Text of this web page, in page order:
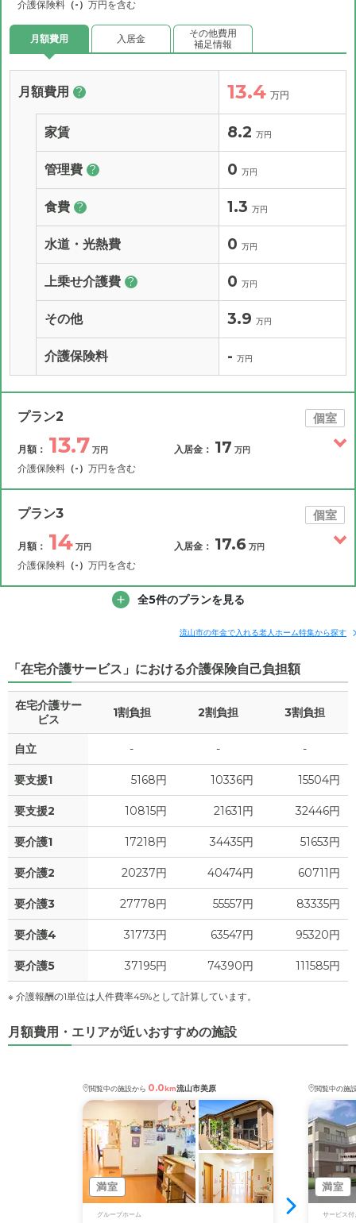
介護保険料 （-） 万円を含む
月額費用 入居金
その他費用
補足情報
月額費用 ? 13.4 万円
家賃 8.2 万円
管理費 ? 0 万円
食費 ? 1.3 万円
水道・光熱費 0 万円
上乗せ介護費 ? 0 万円
その他 3.9 万円
介護保険料 - 万円
プラン2 個室
月額： 13.7 万円
介護保険料 （-） 万円を含む
入居金： 17 万円
月額費用 13.7
8.5
0 万円
食費 ? 1.3 万円
水道・光熱費 0
?
その他 3.9
介護保険料 -
プラン3 個室
月額： 14 万円
介護保険料 （-） 万円を含む
入居金： 17.6 万円
入居金
その他費用
補足情報
家賃 8.8
管理費 ? 0 万円
食費 ? 1.3
水道・光熱費 0
上乗せ介護費 ? 0
その他 3.9
介護保険料 - 万円
全5件のプランを見る
流山市の年金で入れる老人ホーム特集から探す
「在宅介護サービス」における介護保険自己負担額
在宅介護サー
ビス
1割負担 2割負担 3割負担
自立 - - -
要支援1 5168円 10336円 15504円
要支援2 10815円 21631円 32446円
要介護1 17218円 34435円 51653円
要介護2 20237円 40474円 60711円
要介護3 27778円 55557円 83335円
要介護4 31773円 63547円 95320円
要介護5 37195円 74390円 111585円
※ 介護報酬の1単位は人件費率45%として計算しています。
月額費用・エリアが近いおすすめの施設
閲覧中の施設から 0.0km流山市美原
満室
グループホーム
閲覧中の施
満室
サービス付